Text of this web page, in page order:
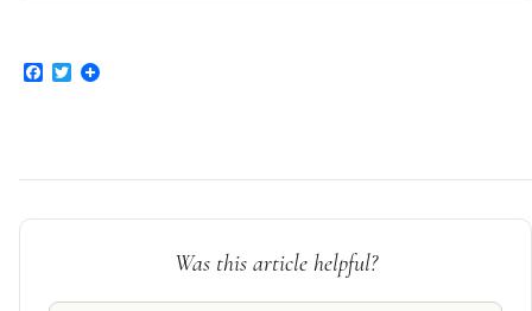
Facebook
Twitter
Was this article helpful?